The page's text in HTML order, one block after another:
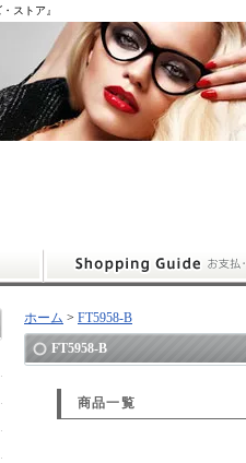
ストア』
ホーム > FT5958-B
FT5958-B
商品一覧